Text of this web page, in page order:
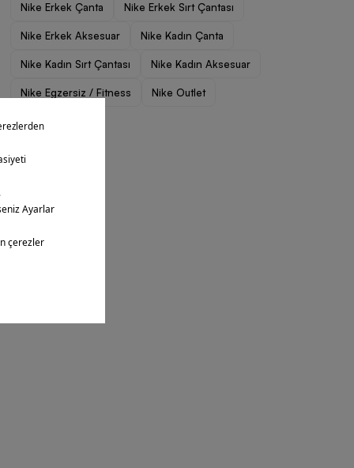
Nike Erkek Çanta Nike Erkek Sırt Çantası
Nike Erkek Aksesuar Nike Kadın Çanta
Nike Kadın Sırt Çantası Nike Kadın Aksesuar
Nike Egzersiz / Fitness Nike Outlet